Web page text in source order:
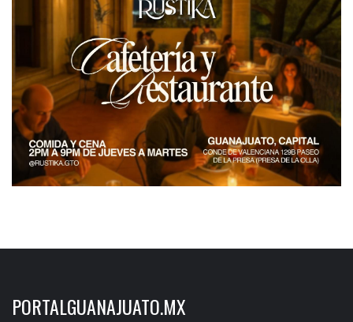
PORTALGUANAJUATO.MX